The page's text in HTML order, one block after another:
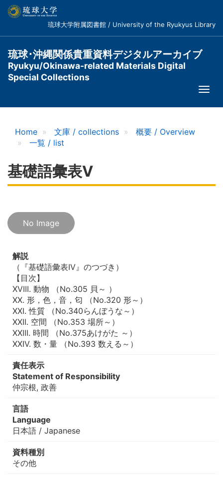
コ
琉球大学附属図書館 / University of the Ryukyus Library
琉球･沖縄関係貴重資料デジタルアーカイブ
Ryukyu/Okinawa-related Materials Digital
Special Collections
Home 文庫 / collections
概要 / Overview
一覧 / list
基礎語彙表V
No Image
解説
（『基礎語彙表IV』のつづき）
【目次】
XVIII. 動物 （No.305 貝～ ）
XX. 形，色，音，匂 （No.320 形～）
XXI. 性質 （No.340らんぼうな～）
XXII. 空間 （No.353 場所～）
XXIII. 時間 （No.375あけがた ～）
XXIV. 数・量 （No.393 数える～）
責任表示
Statement of Responsibility
仲宗根, 政善
言語
Language
日本語 / Japanese
資料種別
その他